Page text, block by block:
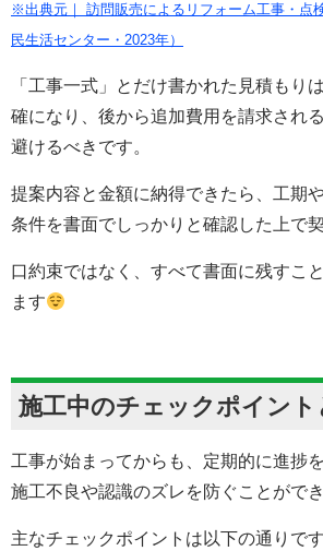
※出典元｜ 訪問販売によるリフォーム工事・点
民生活センター・2023年）
「工事一式」とだけ書かれた見積もり
確になり、後から追加費用を請求され
避けるべきです。
提案内容と金額に納得できたら、工期
条件を書面でしっかりと確認した上で
口約束ではなく、すべて書面に残すこ
ます
施工中のチェックポイント
工事が始まってからも、定期的に進捗
施工不良や認識のズレを防ぐことがで
主なチェックポイントは以下の通りです